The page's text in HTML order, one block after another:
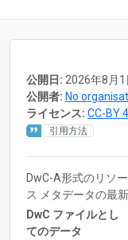
公開日: 2026年8月1
公開者: No
ライセンス: CC-BY
引用方法
DwC-A形式のリソ
ス メタデータの最
DwC ファイルとし
てのデータ